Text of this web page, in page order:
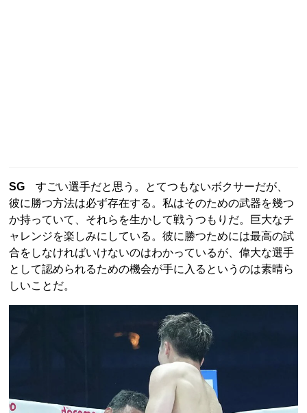
SG すごい選手だと思う。とてつもないボクサーだが、
彼に勝つ方法は必ず存在する。私はそのための武器を幾つ
か持っていて、それらを生かして戦うつもりだ。巨大なチ
ャレンジを楽しみにしている。彼に勝つためには最高の試
合をしなければいけないのはわかっているが、偉大な選手
として認められるための機会が手に入るというのは素晴ら
しいことだ。